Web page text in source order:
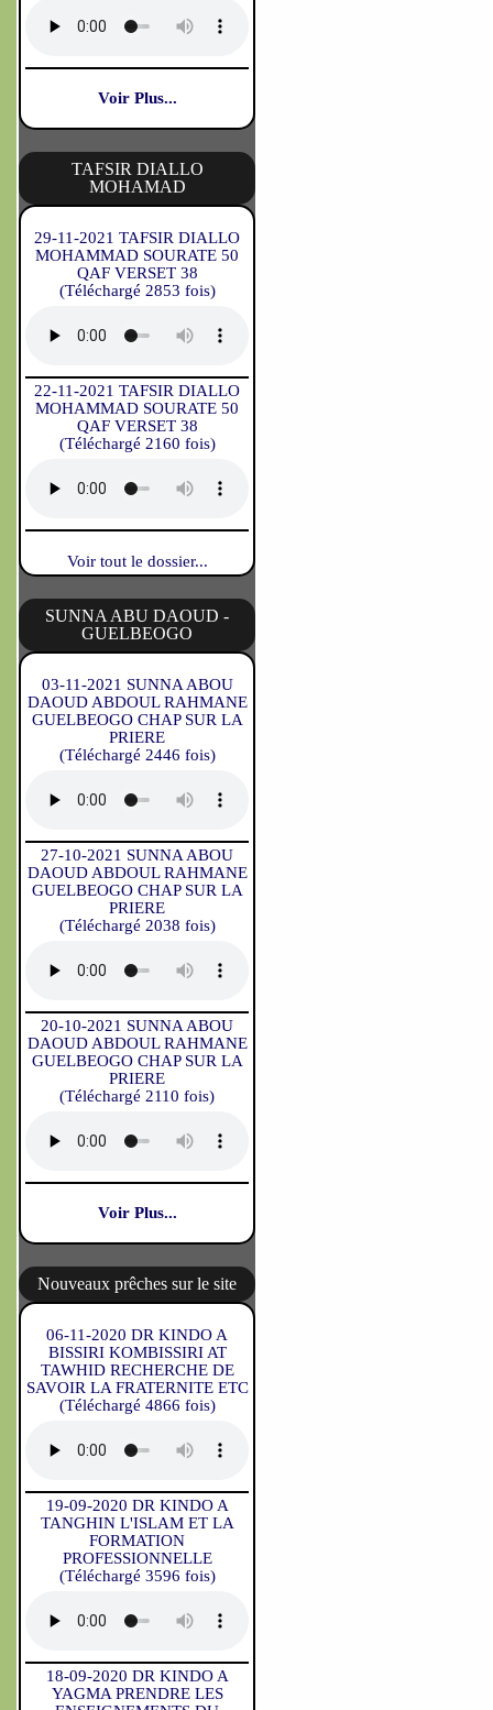
Voir Plus...
TAFSIR DIALLO
MOHAMAD
29-11-2021 TAFSIR DIALLO
MOHAMMAD SOURATE 50
QAF VERSET 38
(Téléchargé 2853 fois)
22-11-2021 TAFSIR DIALLO
MOHAMMAD SOURATE 50
QAF VERSET 38
(Téléchargé 2160 fois)
Voir tout le dossier...
SUNNA ABU DAOUD -
GUELBEOGO
03-11-2021 SUNNA ABOU
DAOUD ABDOUL RAHMANE
GUELBEOGO CHAP SUR LA
PRIERE
(Téléchargé 2446 fois)
27-10-2021 SUNNA ABOU
DAOUD ABDOUL RAHMANE
GUELBEOGO CHAP SUR LA
PRIERE
(Téléchargé 2038 fois)
20-10-2021 SUNNA ABOU
DAOUD ABDOUL RAHMANE
GUELBEOGO CHAP SUR LA
PRIERE
(Téléchargé 2110 fois)
Voir Plus...
Nouveaux prêches sur le site
06-11-2020 DR KINDO A
BISSIRI KOMBISSIRI AT
TAWHID RECHERCHE DE
SAVOIR LA FRATERNITE ETC
(Téléchargé 4866 fois)
19-09-2020 DR KINDO A
TANGHIN L'ISLAM ET LA
FORMATION
PROFESSIONNELLE
(Téléchargé 3596 fois)
18-09-2020 DR KINDO A
YAGMA PRENDRE LES